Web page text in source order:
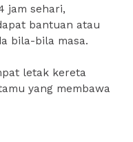
jam sehari,
bantuan atau
bila-bila masa.
letak kereta
yang membawa